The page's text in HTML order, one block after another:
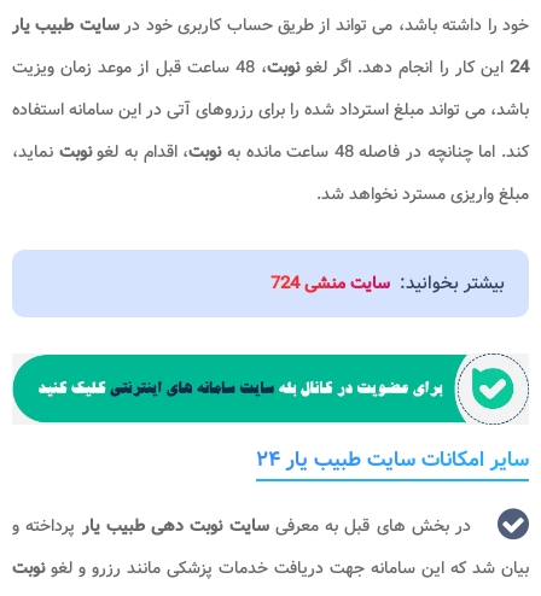
خود را داشته باشد، می تواند از طریق حساب کاربری خود درسایت طبیب یار
24این کار را انجام دهد. اگر لغونوبت
، 48 ساعت قبل از موعد زمان ویزیت
باشد، می تواند مبلغ استرداد شده را برای رزروهای آتی در این سامانه استفاده
کند. اما چنانچه در فاصله 48 ساعت مانده به
نوبت، اقدام به لغونوبت نماید،
مبلغ واریزی مسترد نخواهد شد.
بیشتر بخوانید: سایت منشی 724
سایر امکانات سایت طبیب یار ۲۴
در بخش های قبل به معرفیسایت نوبت دهی طبیب یار پرداخته و
بیان شد که این سامانه جهت دریافت خدمات پزشکی مانند رزرو و لغونوبت